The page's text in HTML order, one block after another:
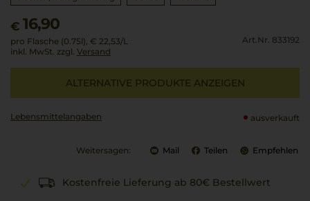
€ 16,90
pro Flasche (0.75l), € 22,53/L
inkl. MwSt. zzgl. Versand
Art.Nr. 833192
ALTERNATIVE PRODUKTE ANZEIGEN
Lebensmittel­angaben ausverkauft
Weitersagen: Mail Teilen Empfehlen
Kostenfreie Lieferung ab 80€ Bestellwert